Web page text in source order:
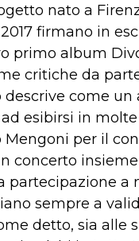
nato a
firmano in
primo album
critiche da
descrive come
esibirsi in
Mengoni per il
concerto
partecipazione
sempre a
detto, sia alle